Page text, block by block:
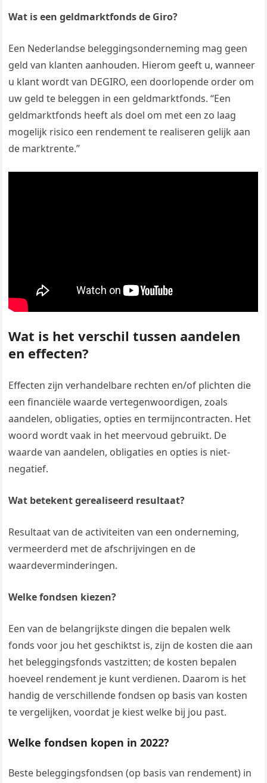
Wat is een geldmarktfonds de Giro?
Een Nederlandse beleggingsonderneming mag geen
geld van klanten aanhouden. Hierom geeft u, wanneer
u klant wordt van DEGIRO, een doorlopende order om
uw geld te beleggen in een geldmarktfonds. “Een
geldmarktfonds heeft als doel om met een zo laag
mogelijk risico een rendement te realiseren gelijk aan
de marktrente.”
Wat is het verschil tussen aandelen
en effecten?
Effecten zijn verhandelbare rechten en/of plichten die
een financiële waarde vertegenwoordigen, zoals
aandelen, obligaties, opties en termijncontracten. Het
woord wordt vaak in het meervoud gebruikt. De
waarde van aandelen, obligaties en opties is niet-
negatief.
Wat betekent gerealiseerd resultaat?
Resultaat van de activiteiten van een onderneming,
vermeerderd met de afschrijvingen en de
waardeverminderingen.
Welke fondsen kiezen?
Een van de belangrijkste dingen die bepalen welk
fonds voor jou het geschiktst is, zijn de kosten die aan
het beleggingsfonds vastzitten; de kosten bepalen
hoeveel rendement je kunt verdienen. Daarom is het
handig de verschillende fondsen op basis van kosten
te vergelijken, voordat je kiest welke bij jou past.
Welke fondsen kopen in 2022?
Beste beleggingsfondsen (op basis van rendement) in